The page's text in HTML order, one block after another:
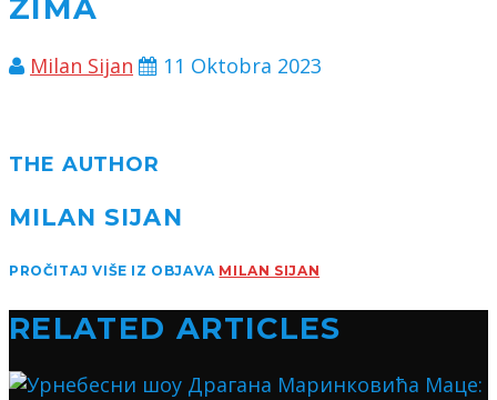
ZIMA
Milan Sijan 11 Oktobra 2023
THE AUTHOR
MILAN SIJAN
PROČITAJ VIŠE IZ OBJAVA MILAN SIJAN
RELATED ARTICLES